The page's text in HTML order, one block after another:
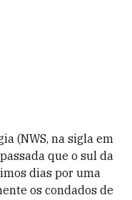
(NWS, na sigla em
que o sul da
dias por uma
os condados de